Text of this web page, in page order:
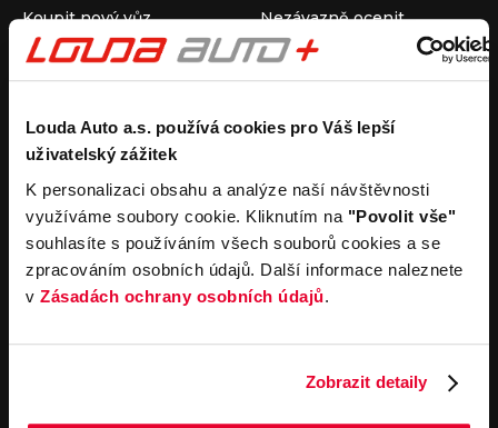
Louda Auto a.s. používá cookies pro Váš lepší
uživatelský zážitek
K personalizaci obsahu a analýze naší návštěvnosti
využíváme soubory cookie. Kliknutím na "Povolit vše"
souhlasíte s používáním všech souborů cookies a se
zpracováním osobních údajů. Další informace naleznete
v Zásadách ochrany osobních údajů.
Zobrazit detaily
Koupit nový vůz
Koupit ojetý vůz
Koupit užitkový vůz
Nezávazně ocenit
Průběh výkupu vozu
Pronájem
Carsharing
Autopůjčovna
Operativní leasing
Společnost
Louda Auto+ Poděbrady
Obytné vozy
Novinky
Kariéra
Servisní služby
Servis
Důležité odkazy
Cookies
Všeobecné obchodní
podmínky pro online